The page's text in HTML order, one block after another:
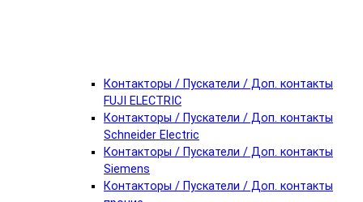
Контакторы / Пускатели / Доп. контакты
FUJI ELECTRIC
Контакторы / Пускатели / Доп. контакты
Schneider Electric
Контакторы / Пускатели / Доп. контакты
Siemens
Контакторы / Пускатели / Доп. контакты